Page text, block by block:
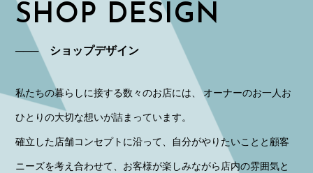
SHOP DESIGN
─── ショップデザイン
私たちの暮らしに接する数々のお店には、 オーナーのお一人お
ひとりの大切な想いが詰まっています。
確立した店舗コンセプトに沿って、自分がやりたいことと顧客
ニーズを考え合わせて、お客様が楽しみながら店内の雰囲気と